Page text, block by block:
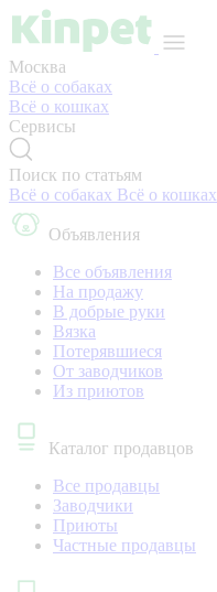
Москва
Всё о собаках
Всё о кошках
Сервисы
Поиск по статьям
Всё о собаках Всё о кошках
Объявления
Все объявления
На продажу
В добрые руки
Вязка
Потерявшиеся
От заводчиков
Из приютов
Каталог продавцов
Все продавцы
Заводчики
Приюты
Частные продавцы